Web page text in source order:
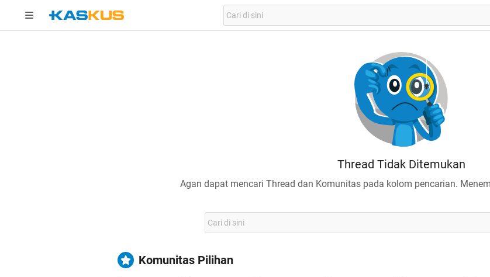
Thread Tidak Ditemukan
Agan dapat mencari Thread dan Komunitas pada kolom pencarian.
Komunitas Pilihan